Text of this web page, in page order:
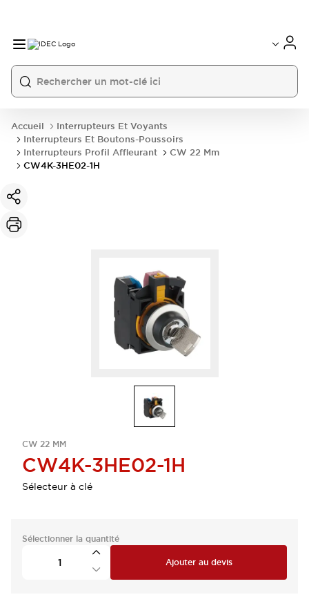
Accueil
Interrupteurs Et Voyants
Interrupteurs Et Boutons-Poussoirs
Interrupteurs Profil Affleurant
CW 22 Mm
CW4K-3HE02-1H
CW 22 MM
CW4K-3HE02-1H
Sélecteur à clé
Sélectionner la quantité
Ajouter au devis